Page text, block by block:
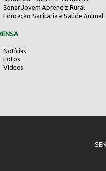
Senar Jovem Aprendiz Rural
Educação Sanitária e Saúde Animal
Notícias
Fotos
Vídeos